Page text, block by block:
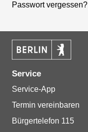
Passwort vergessen?
Service
Service-App
Termin vereinbaren
Bürgertelefon 115